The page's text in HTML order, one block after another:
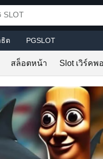
ต PGSLOT
สล็อตหน้า Slot เวิร์ค